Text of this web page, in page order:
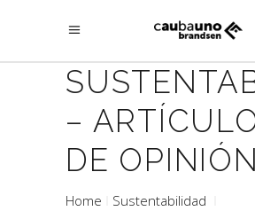
–
DE OPINIÓN
Home
Sustentabilidad